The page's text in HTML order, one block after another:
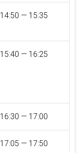
14:50 — 15:35
15:40 — 16:25
16:30 — 17:00
17:05 — 17:50